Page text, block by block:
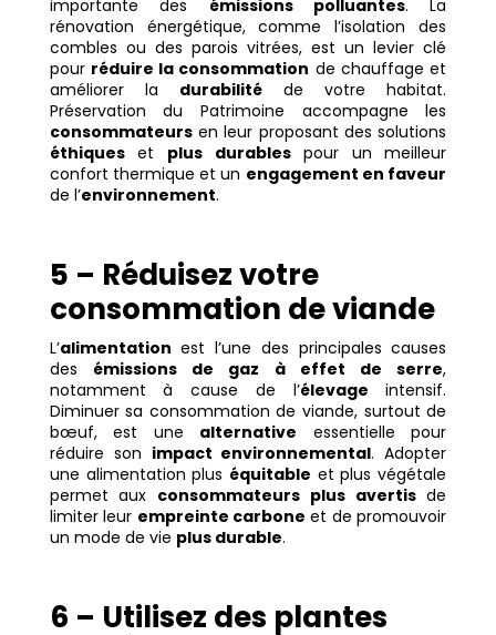
importante des émissions polluantes. La
rénovation énergétique, comme l’isolation des
combles ou des parois vitrées, est un levier clé
pour réduire la consommation de chauffage et
améliorer la durabilitéde votre habitat.
Préservation du Patrimoine accompagne les
consommateursen leur proposant des solutions
éthiqueset plus durablespour un meilleur
confort thermique et un engagement en faveur
de l’environnement.
5 – Réduisez votre
consommation de viande
L’alimentation est l’une des principales causes
des émissions de gaz à effet de serre,
notamment à cause de l’élevage intensif.
Diminuer sa consommation de viande, surtout de
bœuf, est une alternative essentielle pour
réduire son impact environnemental. Adopter
une alimentation plus équitable et plus végétale
permet aux consommateurs plus avertisde
limiter leur empreinte carbone et de promouvoir
un mode de vie plus durable.
6 – Utilisez des plantes